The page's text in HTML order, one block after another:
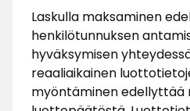
Laskulla maksaminen
henkilötunnuksen
hyväksymisen
reaaliaikainen
myöntäminen edellyttää